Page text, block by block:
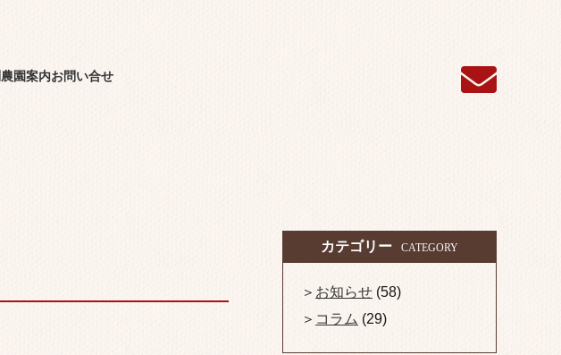
農園案内お問い合せ
カテゴリー CATEGORY
お知らせ (58)
コラム (29)